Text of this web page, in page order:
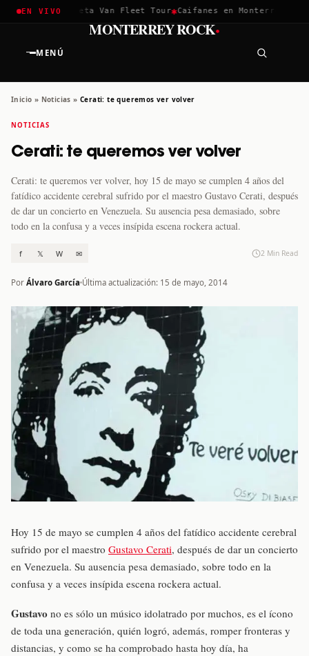
EN VIVO
2026 ✱Greta Van Fleet Tour✱Caifanes en Monterrey · 12
MENÚ
MONTERREY ROCK·
Inicio » Noticias » Cerati: te queremos ver volver
NOTICIAS
Cerati: te queremos ver volver
Cerati: te queremos ver volver, hoy 15 de mayo se cumplen 4 años del
fatídico accidente cerebral sufrido por el maestro Gustavo Cerati, después
de dar un concierto en Venezuela. Su ausencia pesa demasiado, sobre
todo en la confusa y a veces insípida escena rockera actual.
f 𝕏 W ✉ 2 Min Read
Por Álvaro García Última actualización: 15 de mayo, 2014
Hoy 15 de mayo se cumplen 4 años del fatídico accidente cerebral
sufrido por el maestro Gustavo Cerati, después de dar un concierto
en Venezuela. Su ausencia pesa demasiado, sobre todo en la
confusa y a veces insípida escena rockera actual.
Gustavo no es sólo un músico idolatrado por muchos, es el ícono
de toda una generación, quién logró, además, romper fronteras y
distancias, y como se ha comprobado hasta hoy día, ha